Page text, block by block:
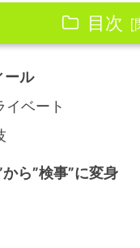
目次
ル
イベート
ら”検事”に変身